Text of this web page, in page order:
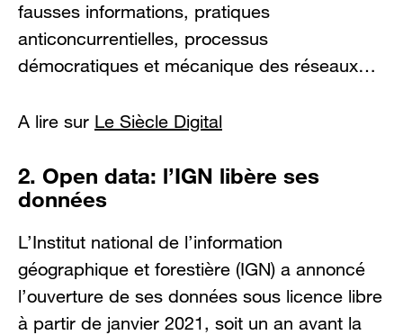
fausses informations, pratiques
anticoncurrentielles, processus
démocratiques et mécanique des réseaux…
A lire sur Le Siècle Digital
2. Open data: l’IGN libère ses
données
L’Institut national de l’information
géographique et forestière (IGN) a annoncé
l’ouverture de ses données sous licence libre
à partir de janvier 2021, soit un an avant la